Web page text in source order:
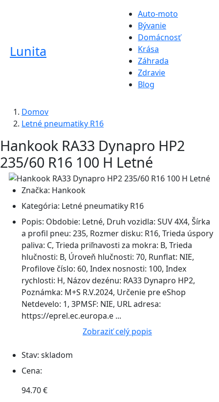
Lunita
Auto-moto
Bývanie
Domácnosť
Krása
Záhrada
Zdravie
Blog
Domov
Letné pneumatiky R16
Hankook RA33 Dynapro HP2
235/60 R16 100 H Letné
Značka: Hankook
Kategória: Letné pneumatiky R16
Popis: Obdobie: Letné, Druh vozidla: SUV 4X4, Šírka
a profil pneu: 235, Rozmer disku: R16, Trieda úspory
paliva: C, Trieda priľnavosti za mokra: B, Trieda
hlučnosti: B, Úroveň hlučnosti: 70, Runflat: NIE,
Profilove číslo: 60, Index nosnosti: 100, Index
rychlosti: H, Názov dezénu: RA33 Dynapro HP2,
Poznámka: M+S R.V.2024, Určenie pre eShop
Netdevelo: 1, 3PMSF: NIE, URL adresa:
https://eprel.ec.europa.e ...
Zobraziť celý popis
Stav: skladom
Cena:
94.70 €